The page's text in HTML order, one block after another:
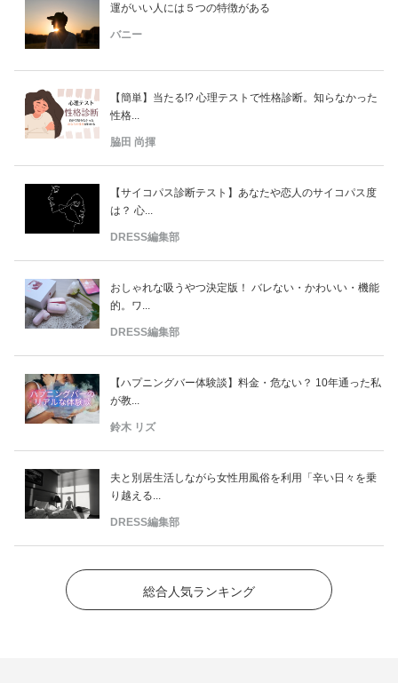
運がいい人には５つの特徴がある
バニー
【簡単】当たる!? 心理テストで性格診断。知らなかった
性格...
脇田 尚揮
【サイコパス診断テスト】あなたや恋人のサイコパス度
は？ 心...
DRESS編集部
おしゃれな吸うやつ決定版！ バレない・かわいい・機能
的。ワ...
DRESS編集部
【ハプニングバー体験談】料金・危ない？ 10年通った私
が教...
鈴木 リズ
夫と別居生活しながら女性用風俗を利用「辛い日々を乗
り越える...
DRESS編集部
総合人気ランキング